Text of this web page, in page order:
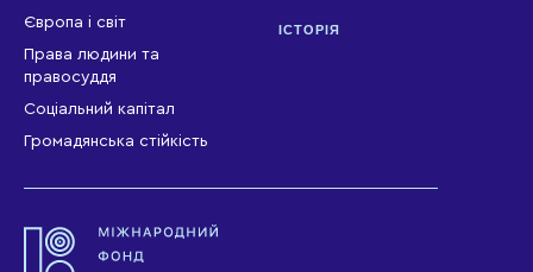
Європа і світ
Права людини та
правосуддя
Соціальний капітал
Громадянська стійкість
ІСТОРІЯ